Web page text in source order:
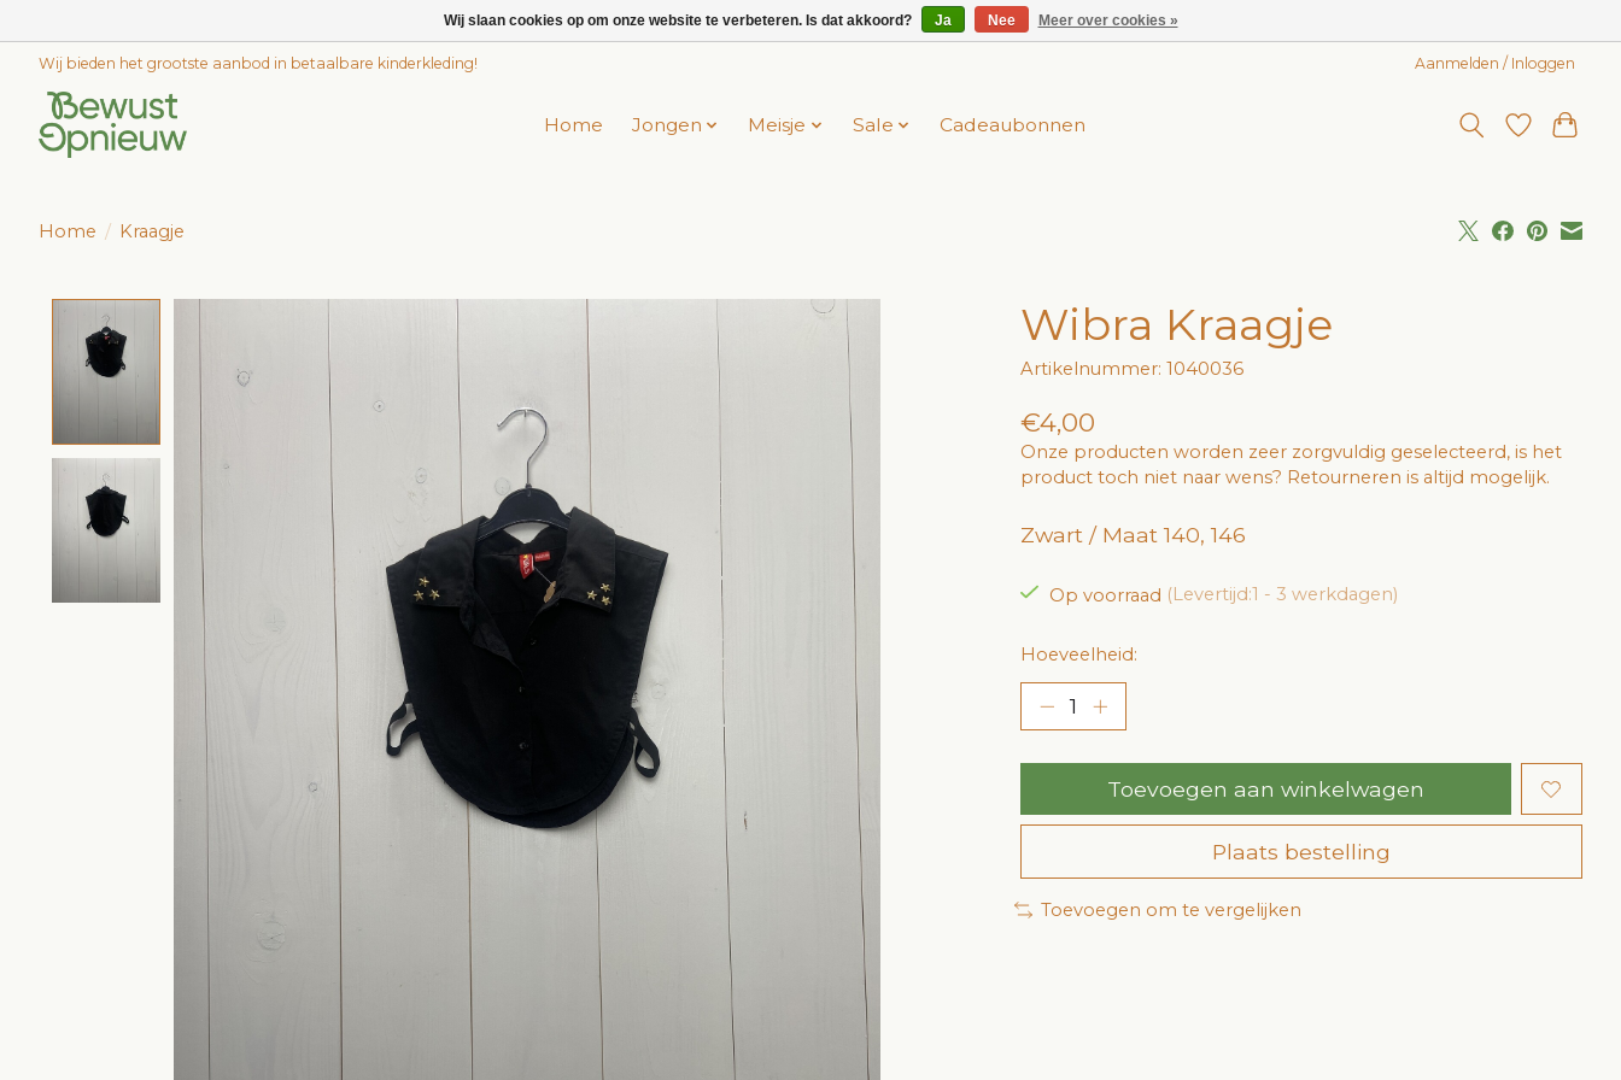
Wij bieden het grootste aanbod in betaalbare kinderkleding! Aanmelden / Inloggen
Home Jongen Meisje Sale Cadeaubonnen
Home / Kraagje
Product image slideshow Items Wibra Kraagje
Artikelnummer: 1040036
€4,00
Onze producten worden zeer zorgvuldig geselecteerd, is het
product toch niet naar wens? Retourneren is altijd mogelijk.
Zwart / Maat 140, 146
Op voorraad (Levertijd:1 - 3 werkdagen)
Hoeveelheid:
Toevoegen aan winkelwagen
Plaats bestelling
Toevoegen om te vergelijken
Wij slaan cookies op om onze website te verbeteren. Is dat akkoord? Ja Nee Meer over cookies »